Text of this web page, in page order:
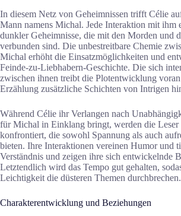
In diesem Netz von Geheimnissen trifft Célie
Mann namens Michal. Jede Interaktion mit ihm
dunkler Geheimnisse, die mit den Morden und
verbunden sind. Die unbestreitbare Chemie
Michal erhöht die Einsatzmöglichkeiten und
Feinde-zu-Liebhabern-Geschichte. Die sich
zwischen ihnen treibt die Plotentwicklung
Erzählung zusätzliche Schichten von Intrigen
Während Célie ihr Verlangen nach
für Michal in Einklang bringt, werden die Leser
konfrontiert, die sowohl Spannung als auch
bieten. Ihre Interaktionen vereinen Humor und
Verständnis und zeigen ihre sich entwickelnde
Letztendlich wird das Tempo gut gehalten,
Leichtigkeit die düsteren Themen durchbrechen.
Charakterentwicklung und Beziehungen